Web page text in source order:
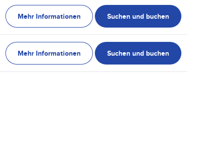
Mehr Informationen Suchen und buchen
Mehr Informationen Suchen und buchen